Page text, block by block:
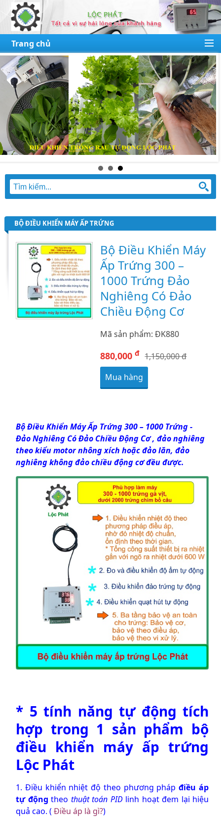
Trang chủ
BỘ ĐIỀU KHIỂN MÁY ẤP TRỨNG
Bộ Điều Khiển Máy
Ấp Trứng 300 –
1000 Trứng Đảo
Nghiêng Có Đảo
Chiều Động Cơ
Mã sản phẩm: ĐK880
880,000đ 1,150,000 đ
Mua hàng
Bộ Điều Khiển Máy Ấp Trứng 300 – 1000 Trứng -
Đảo Nghiêng Có Đảo Chiều Động Cơ , đảo nghiêng
theo kiểu motor nhông xích hoặc đảo lăn, đảo
nghiêng không đảo chiều động cơ đều được.
* 5 tính năng tự động tích
hợp trong 1 sản phẩm bộ
điều khiển máy ấp trứng
Lộc Phát
1. Điều khiển nhiệt độ theo phương pháp điều áp
tự động theo thuật toán PIDlinh hoạt đem lại hiệu
quả cao. ( Điều áp là gì?)